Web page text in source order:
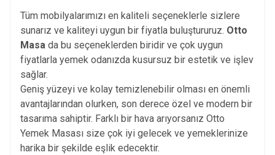
Tüm mobilyalarımızı en kaliteli seçeneklerle sizlere
sunarız ve kaliteyi uygun bir fiyatla buluştururuz. Otto
Masa da bu seçeneklerden biridir ve çok uygun
fiyatlarla yemek odanızda kusursuz bir estetik ve işlev
sağlar.
Geniş yüzeyi ve kolay temizlenebilir olması en önemli
avantajlarından olurken, son derece özel ve modern bir
tasarıma sahiptir. Farklı bir hava arıyorsanız Otto
Yemek Masası size çok iyi gelecek ve yemeklerinize
harika bir şekilde eşlik edecektir.